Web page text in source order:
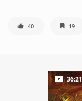
40 19
36:21